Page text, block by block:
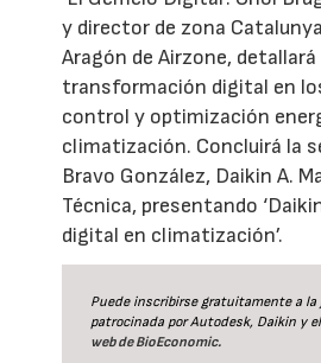
y director de zona
Aragón de Airzone,
transformación digital en
control y optimización
climatización. Concluirá la
Bravo González, Daikin A.
Técnica, presentando
digital en climatización’.
Puede inscribirse gratuitamente a la
patrocinada por Autodesk, Daikin y
web de BioEconomic.